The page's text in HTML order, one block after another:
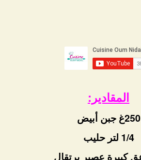
المقادير:
250غ جبن أبيض
1/4 لتر حليب